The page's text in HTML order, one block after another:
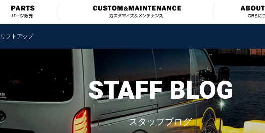
リフトアップ
STAFF BLOG
スタッフブログ